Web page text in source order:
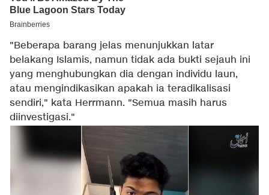
"Beberapa barang jelas menunjukkan latar
belakang Islamis, namun tidak ada bukti sejauh ini
yang menghubungkan dia dengan individu laun,
atau mengindikasikan apakah ia teradikalisasi
sendiri," kata Herrmann. "Semua masih harus
diinvestigasi."